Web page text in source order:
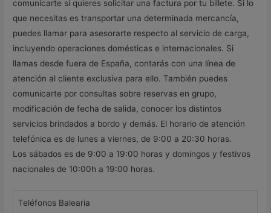
comunicarte si quieres solicitar una factura por tu billete. Si lo
que necesitas es transportar una determinada mercancía,
puedes llamar para asesorarte respecto al servicio de carga,
incluyendo operaciones domésticas e internacionales. Si
llamas desde fuera de España, contarás con una línea de
atención al cliente exclusiva para ello. También puedes
comunicarte por consultas sobre reservas en grupo,
modificación de fecha de salida, conocer los distintos
servicios brindados a bordo y demás. El horario de atención
telefónica es de lunes a viernes, de 9:00 a 20:30 horas.
Los sábados es de 9:00 a 19:00 horas y domingos y festivos
nacionales de 10:00h a 19:00 horas.
Teléfonos Balearia